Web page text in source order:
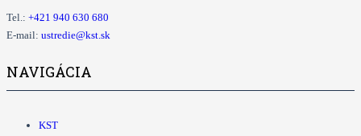
Tel.: +421 940 630 680
E-mail: ustredie@kst.sk
NAVIGÁCIA
KST